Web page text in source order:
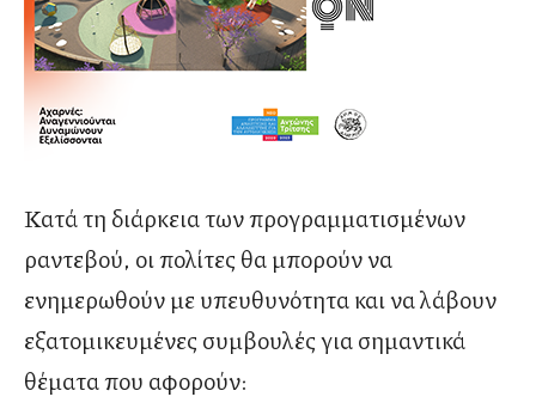
Κατά τη διάρκεια των προγραμματισμένων
ραντεβού, οι πολίτες θα μπορούν να
ενημερωθούν με υπευθυνότητα και να λάβουν
εξατομικευμένες συμβουλές για σημαντικά
θέματα που αφορούν: